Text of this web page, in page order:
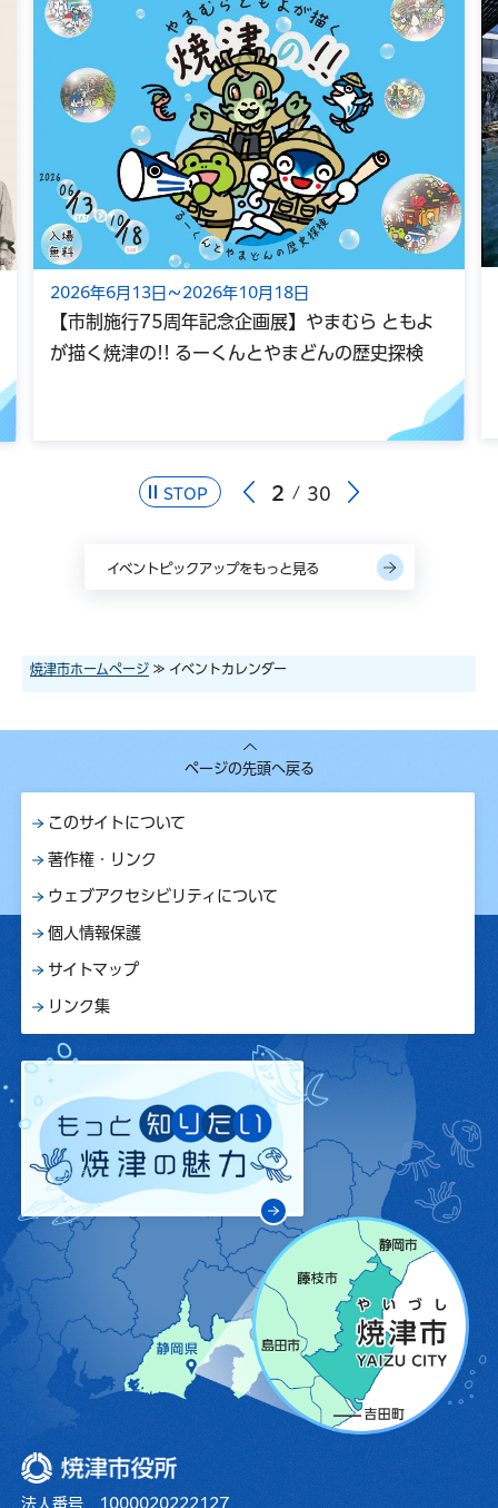
STOP 2 30
2026年6月13日～2026年10月18日
【市制施行75周年記念企画展】やまむら ともよ
が描く焼津の!! るーくんとやまどんの歴史探検
イベントピックアップをもっと見る
焼津市ホームページ ≫ イベントカレンダー
ページの先頭へ戻る
このサイトについて
著作権・リンク
ウェブアクセシビリティについて
個人情報保護
サイトマップ
リンク集
焼津市役所
法人番号 1000020222127